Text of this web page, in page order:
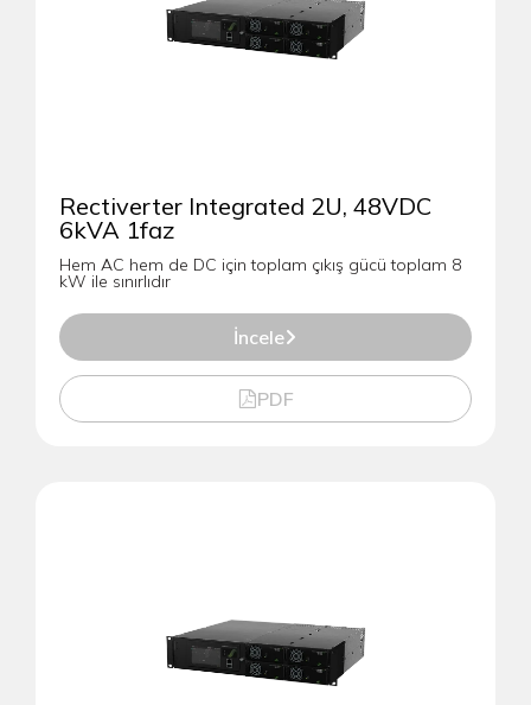
Rectiverter Integrated 2U, 48VDC
6kVA 1faz
Hem AC hem de DC için toplam çıkış gücü toplam 8
kW ile sınırlıdır
İncele
PDF